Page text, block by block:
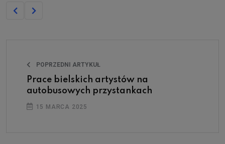
POPRZEDNI ARTYKUŁ
Prace bielskich artystów na
autobusowych przystankach
15 MARCA 2025